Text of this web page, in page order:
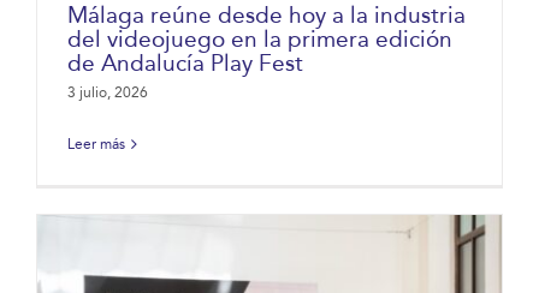
Málaga reúne desde hoy a la industria
del videojuego en la primera edición
de Andalucía Play Fest
3 julio, 2026
Leer más